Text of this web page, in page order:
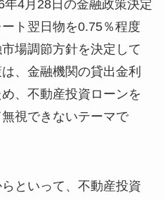
4月28日の金融政策決定
ト翌日物を0.75％程度
場調節方針を決定して
、金融機関の貸出金利
、不動産投資ローンを
視できないテーマで
といって、不動産投資